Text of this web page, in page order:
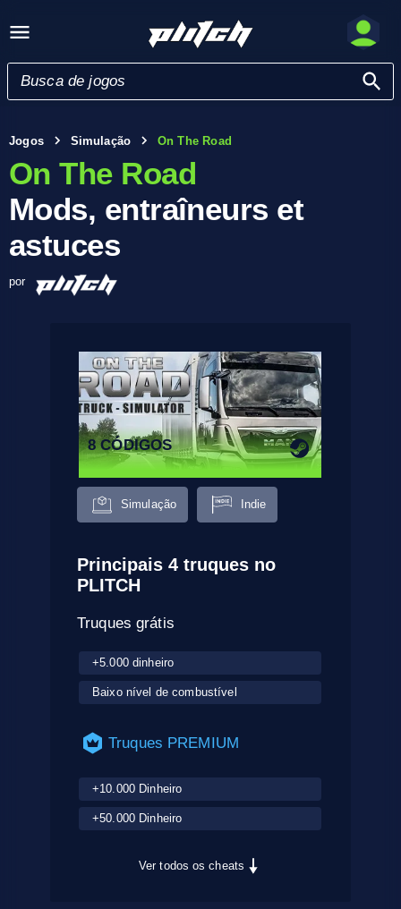
Jogos Simulação On The Road
On The Road
Mods, entraîneurs et
astuces
por
8 CÓDIGOS
Simulação Indie
Principais 4 truques no
PLITCH
Truques grátis
+5.000 dinheiro
Baixo nível de combustível
Truques PREMIUM
+10.000 Dinheiro
+50.000 Dinheiro
Ver todos os cheats